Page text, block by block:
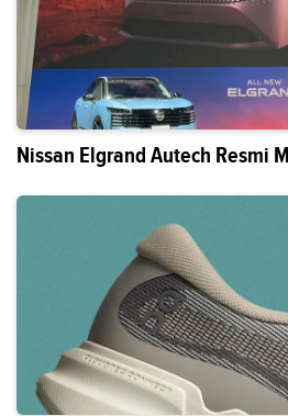
Nissan Elgrand Autech Resmi